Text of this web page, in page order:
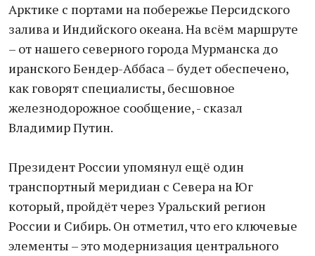
Арктике с портами на побережье Персидского
залива и Индийского океана. На всём маршруте
– от нашего северного города Мурманска до
иранского Бендер-Аббаса – будет обеспечено,
как говорят специалисты, бесшовное
железнодорожное сообщение, - сказал
Владимир Путин.
Президент России упомянул ещё один
транспортный меридиан с Севера на Юг
который, пройдёт через Уральский регион
России и Сибирь. Он отметил, что его ключевые
элементы – это модернизация центрального